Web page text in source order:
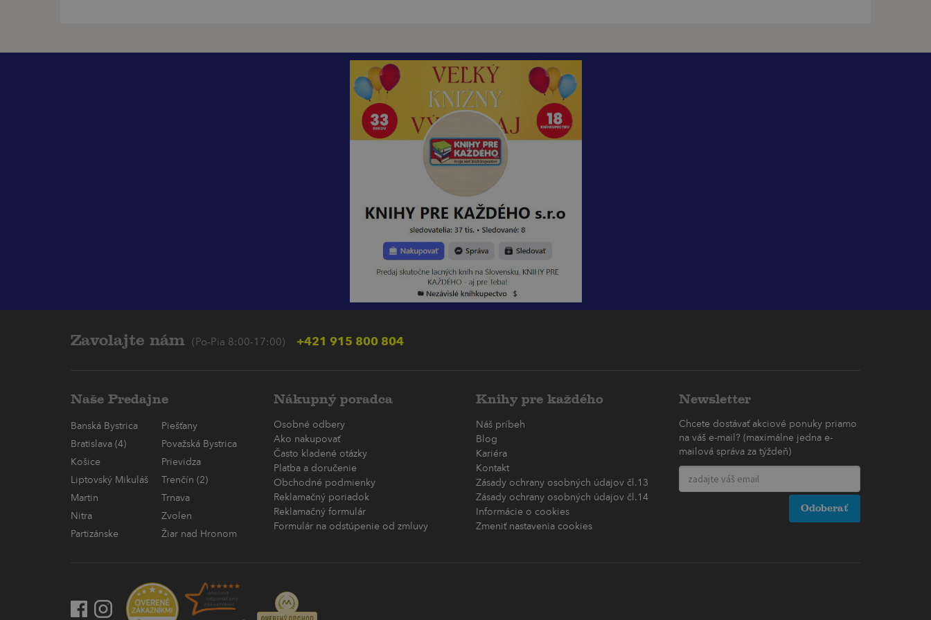
Zavolajte nám (Po-Pia 8:00-17:00) +421 915 800 804
Naše Predajne
Banská Bystrica
Piešťany
Bratislava (4)
Považská Bystrica
Košice
Prievidza
Liptovský Mikuláš
Trenčín (2)
Martin
Trnava
Nitra
Zvolen
Partizánske
Žiar nad Hronom
Nákupný poradca
Osobné odbery
Ako nakupovať
Často kladené otázky
Platba a doručenie
Obchodné podmienky
Reklamačný poriadok
Reklamačný formulár
Formulár na odstúpenie od zmluvy
Knihy pre každého
Náš príbeh
Blog
Kariéra
Kontakt
Zásady ochrany osobných údajov čl.13
Zásady ochrany osobných údajov čl.14
Informácie o cookies
Zmeniť nastavenia cookies
Newsletter
Chcete dostávať akciové ponuky priamo
na váš e-mail? (maximálne jedna e-
mailová správa za týždeň)
Odoberať